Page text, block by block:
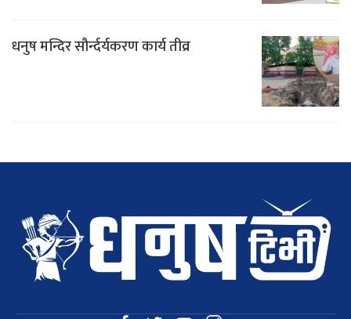
धनुष मन्दिर सौर्न्दर्यकरण कार्य तीव्र